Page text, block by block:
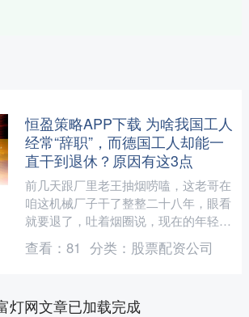
恒盈策略APP下载 为啥我国工人
经常“辞职”，而德国工人却能一
直干到退休？原因有这3点
前几天跟厂里老王抽烟唠嗑，这老哥在
咱这机械厂子干了整整二十八年，眼看
就要退了，吐着烟圈说，现在的年轻人
太飘，新来的仨月走一半，剩下的撑死
再干半年也得溜，哪像咱那....
查看： 81 分类： 股票配资公司
灯网文章已加载完成